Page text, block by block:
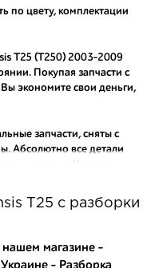
по цвету, комплектации
T25 (T250) 2003-2009
Покупая запчасти с
экономите свои деньги,
запчасти, сняты с
Абсолютно все детали
к новому. Каждая
(T250) 2003-2009
и
T25 с разборки
нашем магазине -